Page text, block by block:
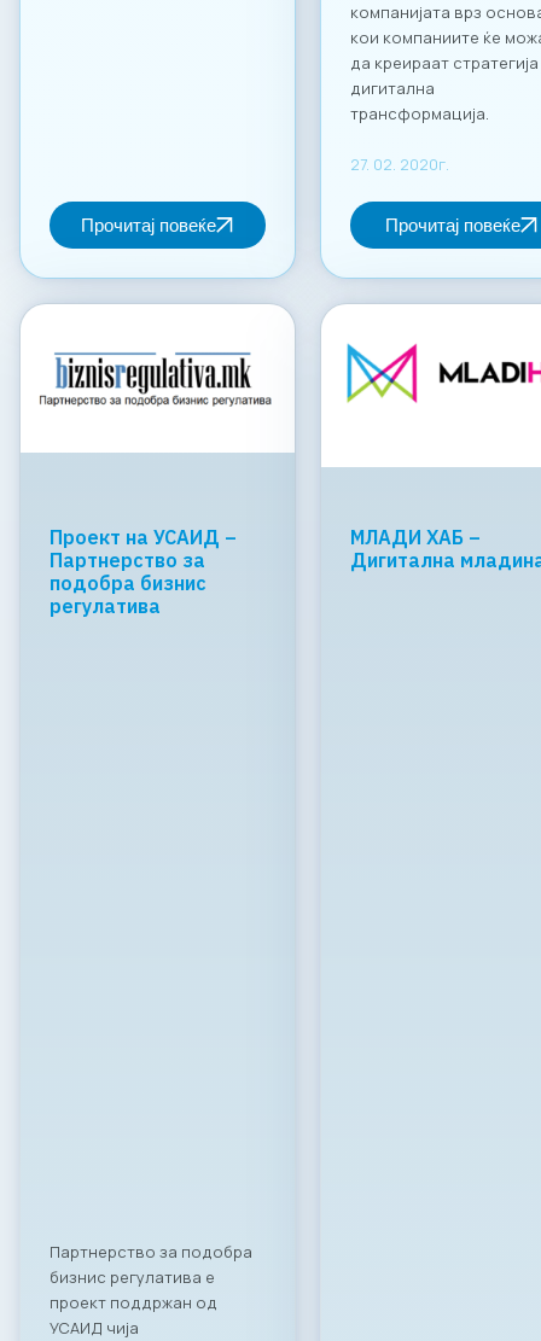
Прочитај повеќе
компанијата врз
кои компаниите ќе
да креираат
дигитална
трансформација.
27. 02. 2020г.
Прочитај повеќе
Проект на УСАИД –
Партнерство за
подобра бизнис
регулатива
Партнерство за подобра
бизнис регулатива е
проект поддржан од
УСАИД чија
МЛАДИ ХАБ –
Дигитална